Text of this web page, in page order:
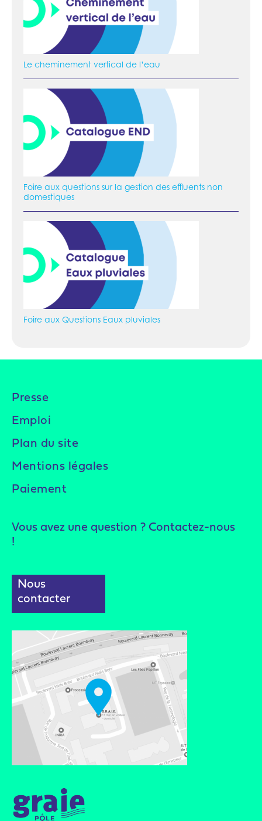
Le cheminement vertical de l’eau
Foire aux questions sur la gestion des effluents non
domestiques
Foire aux Questions Eaux pluviales
Presse
Emploi
Plan du site
Mentions légales
Paiement
Vous avez une question ? Contactez-nous
!
Nous
contacter